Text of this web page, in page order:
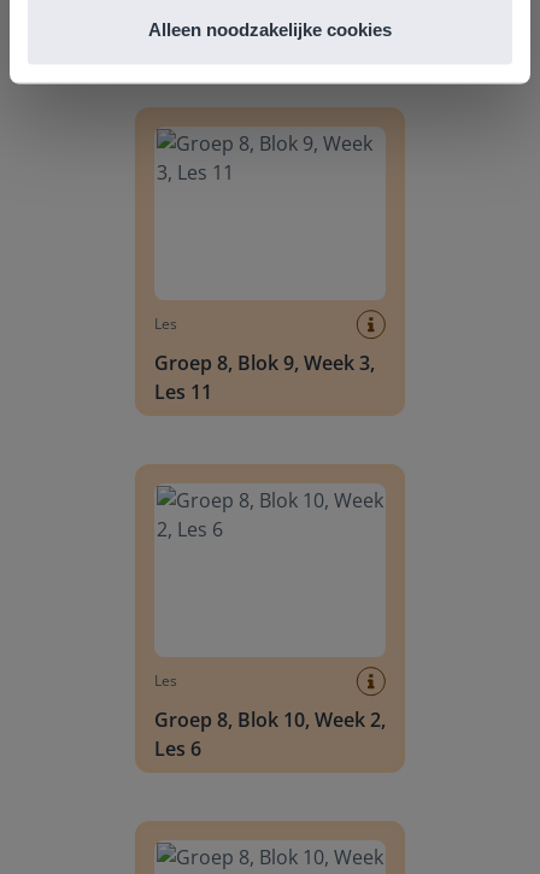
Alleen noodzakelijke cookies
Les
Groep 8, Blok 9, Week 3,
Les 11
Les
Groep 8, Blok 10, Week 2,
Les 6